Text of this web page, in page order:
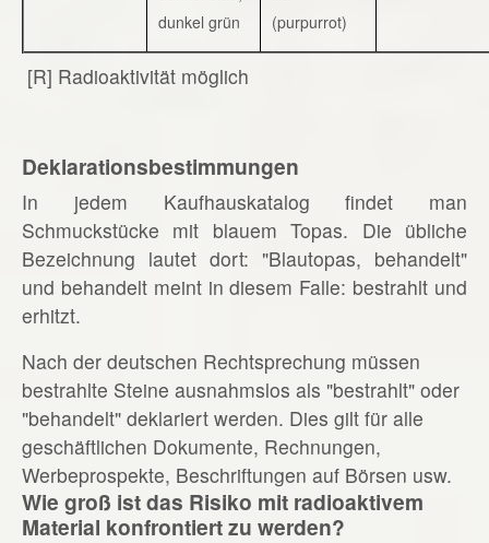
dunkel grün
(purpurrot)
[R] Radioaktivität möglich
Deklarationsbestimmungen
In jedem Kaufhauskatalog findet man
Schmuckstücke mit blauem Topas. Die übliche
Bezeichnung lautet dort: "Blautopas, behandelt"
und behandelt meint in diesem Falle: bestrahlt und
erhitzt.
Nach der deutschen Rechtsprechung müssen
bestrahlte Steine ausnahmslos als "bestrahlt" oder
"behandelt" deklariert werden. Dies gilt für alle
geschäftlichen Dokumente, Rechnungen,
Werbeprospekte, Beschriftungen auf Börsen usw.
Wie groß ist das Risiko mit radioaktivem
Material konfrontiert zu werden?